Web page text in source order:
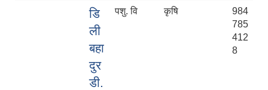
डि
ली
बहा
दुर
डी.
पशु. वि कृषि
984
785
412
8